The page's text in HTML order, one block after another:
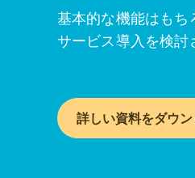
基本的な機能はもち
サービス導入を検討
詳しい資料をダウ